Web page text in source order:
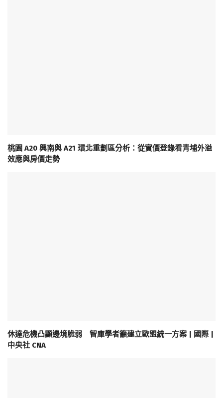
桃園 A20 興南與 A21 環北重劃區分析：從實價登錄看青埔外溢
效應與房價走勢
休達危機凸顯邊境脆弱 智庫學者籲建立歐盟統一方案 | 國際 |
中央社 CNA